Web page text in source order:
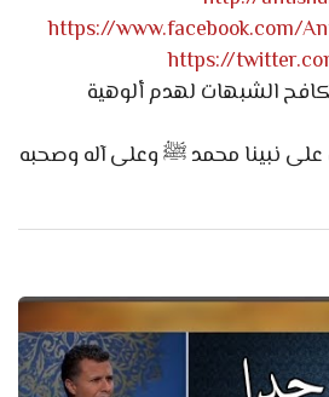
https://www.facebook.com/
https://
الشبهات لهدم ألوهية
نبينا محمد ﷺ وعلى آله وصحبه